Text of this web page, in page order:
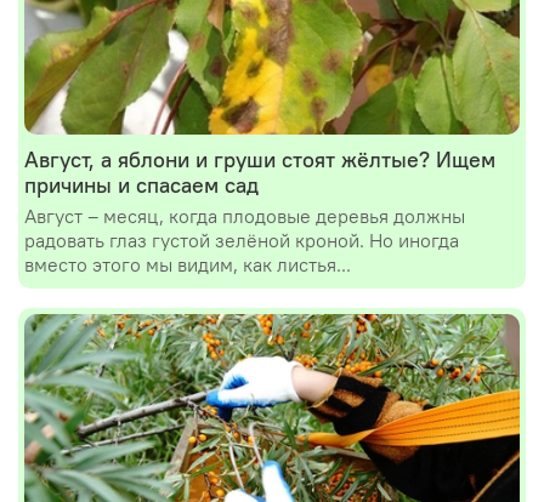
Август, а яблони и груши стоят жёлтые? Ищем
причины и спасаем сад
Август – месяц, когда плодовые деревья должны
радовать глаз густой зелёной кроной. Но иногда
вместо этого мы видим, как листья...